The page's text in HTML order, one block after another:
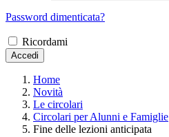
Password dimenticata?
Ricordami
Accedi
Home
Novità
Le circolari
Circolari per Alunni e Famiglie
Fine delle lezioni anticipata